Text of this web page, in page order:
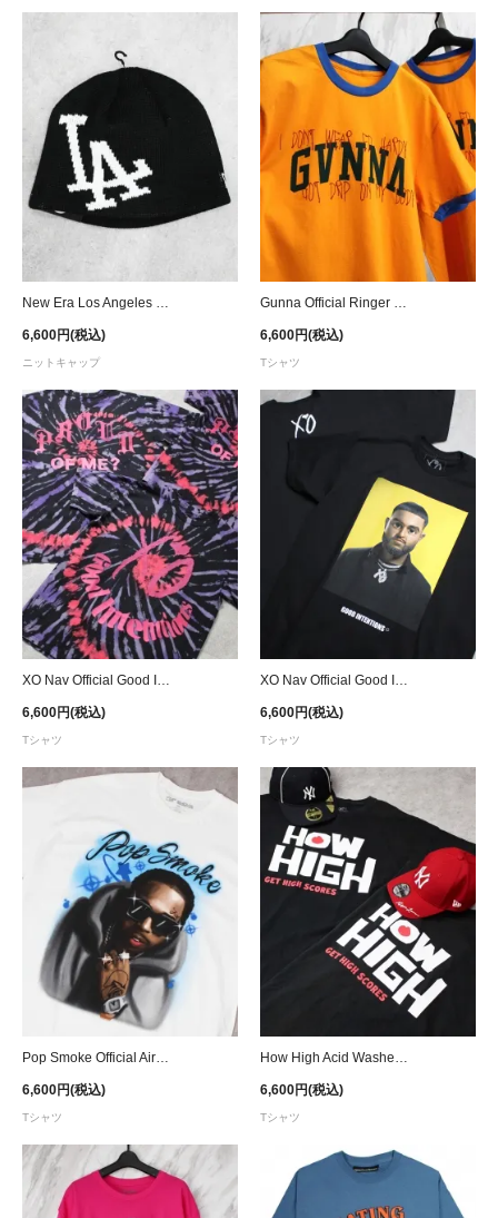
6,600円(税込)
ニットキャップ
6,600円(税込)
Tシャツ
6,600円(税込)
Tシャツ
6,600円(税込)
Tシャツ
6,600円(税込)
Tシャツ
6,600円(税込)
Tシャツ